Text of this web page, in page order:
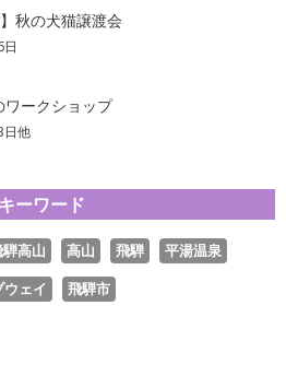
秋の犬猫譲渡会
ワークショップ
日他
キーワード
高山 高山 飛騨
平湯温泉
ェイ 飛騨市